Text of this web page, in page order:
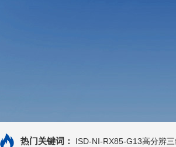
热门关键词： ISD-NI-RX85-G13高分辨